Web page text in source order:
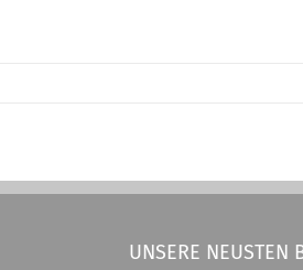
UNSERE NEUSTEN